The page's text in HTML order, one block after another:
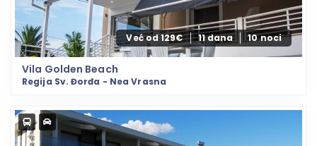
Već od 129€ 11 dana 10 noci
Vila Golden Beach
Regija Sv. Đorđa - Nea Vrasna